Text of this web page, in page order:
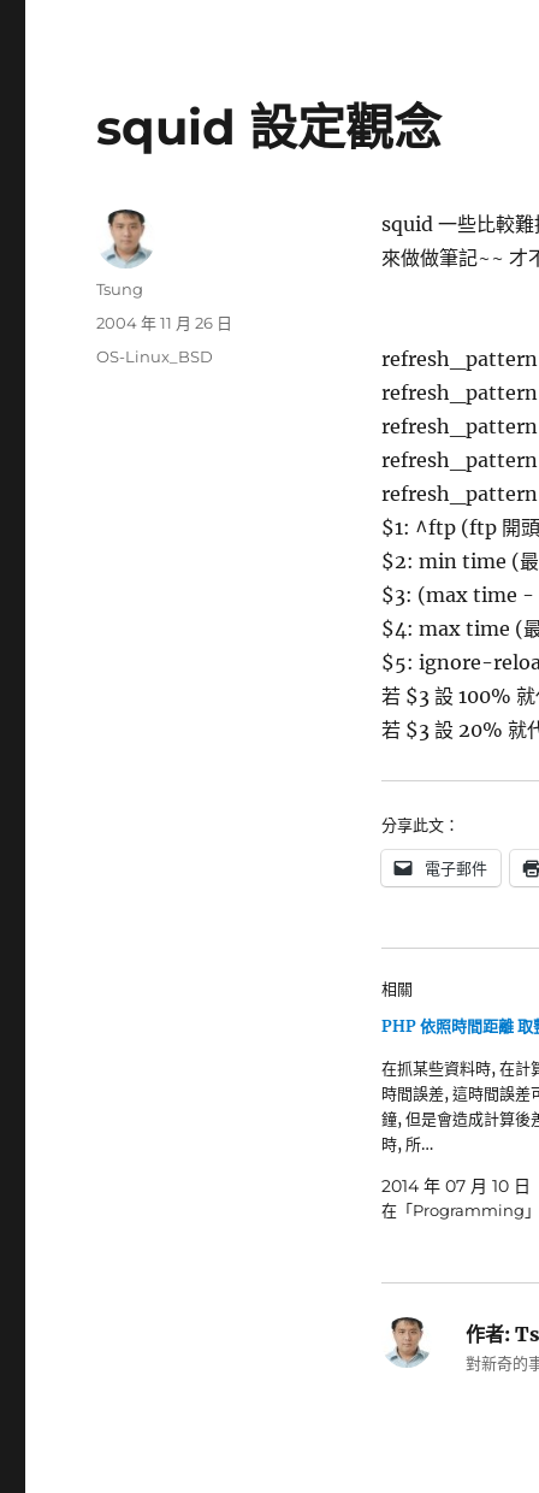
squid 設定觀念
squid 一些比較難
來做做筆記~~ 才
refresh_pattern
refresh_pattern
refresh_pattern
refresh_pattern
refresh_pattern
$1: ^ftp (ftp 開
$2: min time (最
$3: (max time -
$4: max time (
$5: ignore-
若 $3 設 100%
若 $3 設 20% 就
分享此文：
電子郵件
相關
PHP 依照時間距離 取
在抓某些資料時, 在計
時間誤差, 這時間誤差
鐘, 但是會造成計算後
時, 所…
2014 年 07 月 10 日
在「Programming
作者:
對新奇的
作
Tsung
發
2004 年 11 月 26 日
分
OS-Linux_BSD